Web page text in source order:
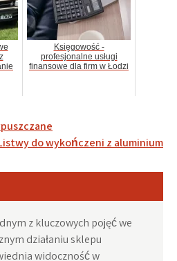
Księgowość -
profesjonalne usługi
finansowe dla firm w Łodzi
do wykończeni z aluminium
z kluczowych pojęć we
działaniu sklepu
widoczność w